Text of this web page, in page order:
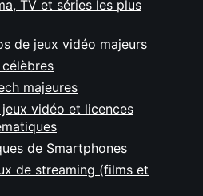
TV et séries les plus
de jeux vidéo majeurs
majeures
vidéo et licences
de Smartphones
de streaming (films et